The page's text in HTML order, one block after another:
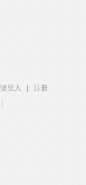
登入
註冊